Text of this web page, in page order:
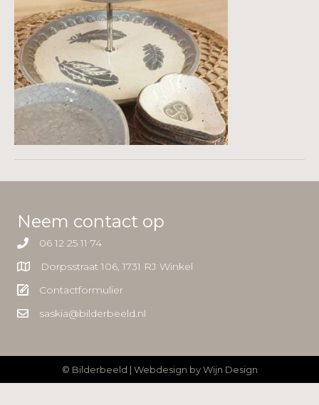
Neem contact op
06 12 25 11 74
Dorpsstraat 106, 1731 RJ Winkel
Contactformulier
saskia@bilderbeeld.nl
© Bilderbeeld | Webdesign byWijn Design